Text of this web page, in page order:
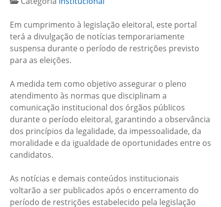
Em cumprimento à legislação eleitoral, este portal
terá a divulgação de notícias temporariamente
suspensa durante o período de restrições previsto
para as eleições.
A medida tem como objetivo assegurar o pleno
atendimento às normas que disciplinam a
comunicação institucional dos órgãos públicos
durante o período eleitoral, garantindo a observância
dos princípios da legalidade, da impessoalidade, da
moralidade e da igualdade de oportunidades entre os
candidatos.
As notícias e demais conteúdos institucionais
voltarão a ser publicados após o encerramento do
período de restrições estabelecido pela legislação